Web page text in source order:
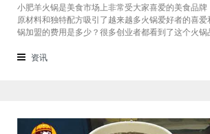
小肥羊火锅是美食市场上非常受大家喜爱的美食品
原材料和独特配方吸引了越来越多火锅爱好者的喜
锅加盟的费用是多少？很多创业者都看到了这个火锅
小编带大家一起了解小肥羊火锅加盟的费用情况让创
资讯